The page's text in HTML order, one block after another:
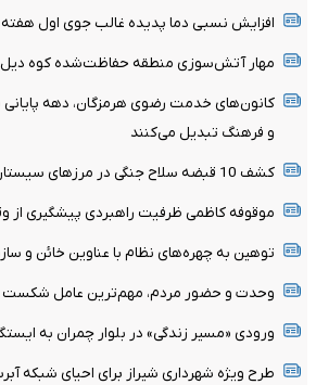
افزایش نسبی دما پدیده غالب جوی اول هفته
مهار آتش‌سوزی منطقه حفاظت‌شده کوه دیل
کانون‌های خدمت رضوی هرمزگان، دهه
و فرهنگ تبدیل می‌کنند
کشف 10 قبضه سلاح جنگی در مرزهای سیستان و بلوچستان
موقوفه کاظمی ظرفیت راهبردی پیشگیری از
توهین به چهره‌های نظام با عناوین خائن و
وحدت و حضور مردم، مهم‌ترین عامل
ورودی «مسیر زندگی» در بلوار چمران به
طرح ویژه شهرداری شیراز برای احیای شبکه